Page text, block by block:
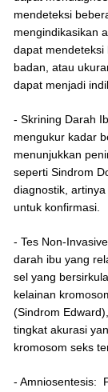
mendeteksi
mengindikasikan
dapat
badan, atau
dapat menjadi
- Skrining Darah
mengukur kadar
menunjukkan
seperti Sindrom
diagnostik,
untuk konfirmasi.
- Tes Non-
darah ibu yang
sel yang
kelainan
(Sindrom
tingkat akurasi
kromosom seks
- Amniosentesis: